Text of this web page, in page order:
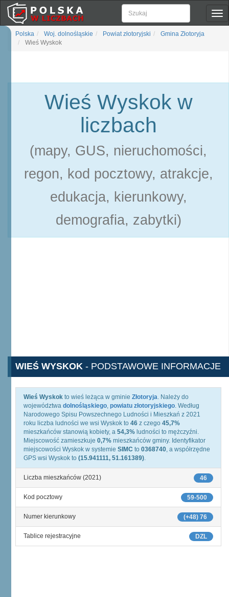
Polska Woj. dolnośląskie Powiat złotoryjski
Gmina Złotoryja
Wieś Wyskok
Wieś Wyskok w
liczbach
(mapy, GUS, nieruchomości,
regon, kod pocztowy, atrakcje,
edukacja, kierunkowy,
demografia, zabytki)
WIEŚ WYSKOK - PODSTAWOWE INFORMACJE
Wieś Wyskok to wieś leżąca w gminie Złotoryja. Należy do
województwa dolnośląskiego, powiatu złotoryjskiego. Według
Narodowego Spisu Powszechnego Ludności i Mieszkań z 2021
roku liczba ludności we wsi Wyskok to 46 z czego 45,7%
mieszkańców stanowią kobiety, a 54,3% ludności to mężczyźni.
Miejscowość zamieszkuje 0,7% mieszkańców gminy. Identyfikator
miejscowości Wyskok w systemie SIMC to 0368740, a współrzędne
GPS wsi Wyskok to (15.941111, 51.161389).
46
Liczba mieszkańców (2021)
59-500
Kod pocztowy
(+48) 76
Numer kierunkowy
DZL
Tablice rejestracyjne